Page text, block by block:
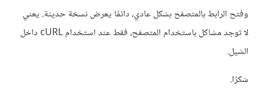
وفتح الرابط بالمتصفح بشكل عادي، دائمًا يعرض نسخة حديثة. يعني
لا توجد مشاكل باستخدام المتصفح، فقط عند استخدام cURL داخل
الشيل.
شكرًا.